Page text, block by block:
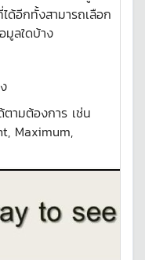
ด้อีกทั้งสามารถเลือก
มูลใดบ้าง
ามต้องการ เช่น
Maximum,